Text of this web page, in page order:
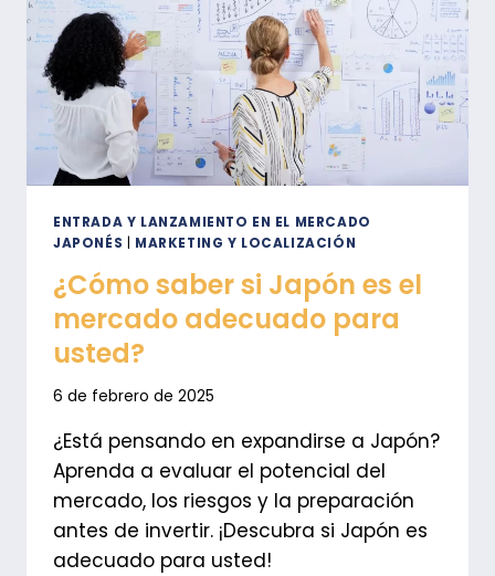
IOR,
Y
QUÉ
PUEDEN
HACER
POR
USTED
ENTRADA Y LANZAMIENTO EN EL MERCADO
JAPONÉS
MARKETING Y LOCALIZACIÓN
¿Cómo saber si Japón es el
mercado adecuado para
usted?
6 de febrero de 2025
¿Está pensando en expandirse a Japón?
Aprenda a evaluar el potencial del
mercado, los riesgos y la preparación
antes de invertir. ¡Descubra si Japón es
adecuado para usted!